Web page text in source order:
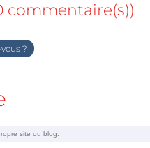
commentaire(s))
?